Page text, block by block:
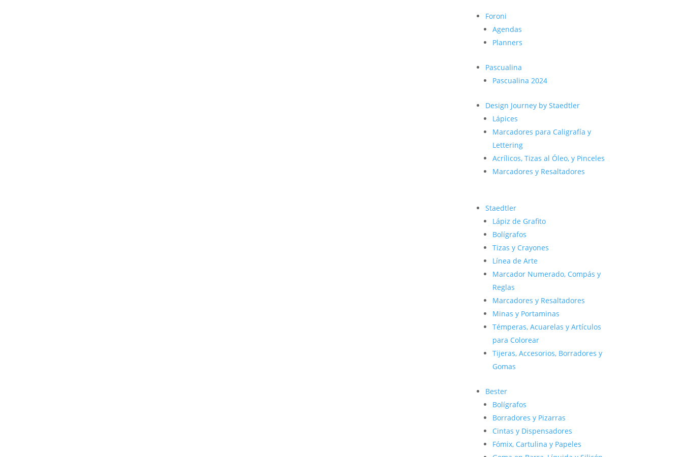
Foroni
Agendas
Planners
Pascualina
Pascualina 2024
Design Journey by Staedtler
Lápices
Marcadores para Caligrafía y
Lettering
Acrílicos, Tizas al Óleo, y Pinceles
Marcadores y Resaltadores
Staedtler
Lápiz de Grafito
Bolígrafos
Tizas y Crayones
Línea de Arte
Marcador Numerado, Compás y
Reglas
Marcadores y Resaltadores
Minas y Portaminas
Témperas, Acuarelas y Artículos
para Colorear
Tijeras, Accesorios, Borradores y
Gomas
Bester
Bolígrafos
Borradores y Pizarras
Cintas y Dispensadores
Fómix, Cartulina y Papeles